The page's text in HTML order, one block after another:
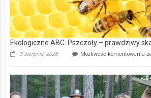
Ekologiczne ABC. Pszczoły – prawdziwy
3 sierpnia, 2026 Możliwość komentowania
–